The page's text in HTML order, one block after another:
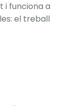
i funciona a
el treball